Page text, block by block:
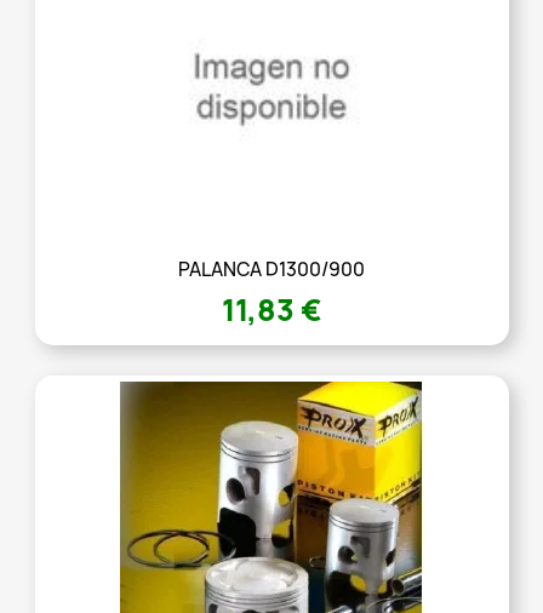
PALANCA D1300/900
11,83 €